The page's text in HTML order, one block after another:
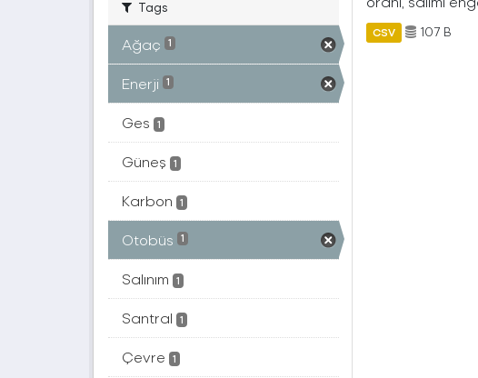
Tags
Ağaç 1
Enerji 1
Ges 1
Güneş 1
Karbon 1
Otobüs 1
Salınım 1
Santral 1
Çevre 1
CSV 107 B